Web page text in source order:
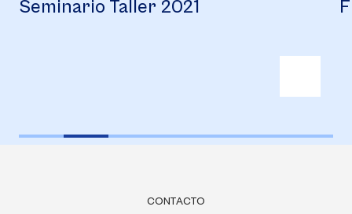
Seminario Taller 2021
CONTACTO